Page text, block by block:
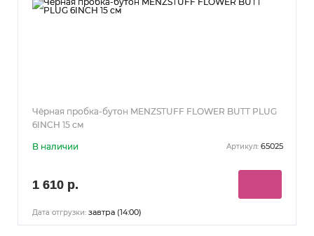
Чёрная пробка-бутон MENZSTUFF FLOWER BUTT PLUG
6INCH 15 см
В наличии Артикул: 65025
1 610 р.
Дата отгрузки: завтра (14:00)